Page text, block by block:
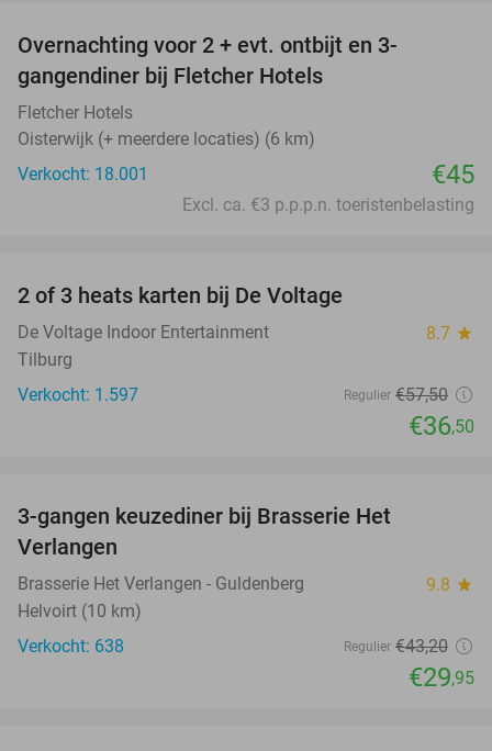
Overnachting voor 2 + evt. ontbijt en 3-
gangendiner bij Fletcher Hotels
Fletcher Hotels
Oisterwijk (+ meerdere locaties) (6 km)
Verkocht: 18.001
€45
Excl. ca. €3 p.p.p.n. toeristenbelasting
2 of 3 heats karten bij De Voltage
De Voltage Indoor Entertainment 8.7 star
Tilburg
Verkocht: 1.597
Regulier €57,50
€36,50
3-gangen keuzediner bij Brasserie Het
Verlangen
Brasserie Het Verlangen - Guldenberg 9.8 star
Helvoirt (10 km)
Verkocht: 638
Regulier €43,20
€29,95